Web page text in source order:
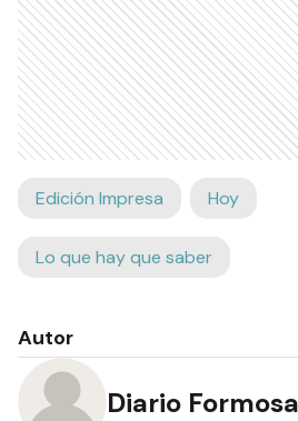
Edición Impresa Hoy
Lo que hay que saber
Autor
Diario Formosa